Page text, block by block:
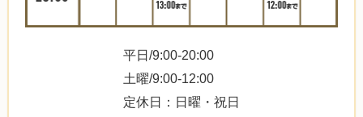
平日/9:00-20:00
土曜/9:00-12:00
定休日：日曜・祝日